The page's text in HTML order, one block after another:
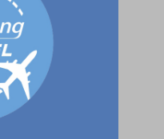
規定，本網站絕不會將您
集目的以外之其他用途。
相關產品、服務、活動或
資料，本網站也可以從商
您的姓名、電話、住址、
性別、行業等相關資料，
務後，我們即取得您的資